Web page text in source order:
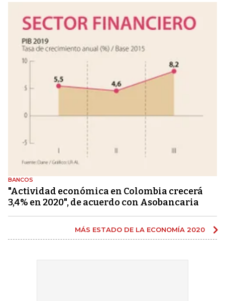
BANCOS
"Actividad económica en Colombia crecerá
3,4% en 2020", de acuerdo con Asobancaria
MÁS ESTADO DE LA ECONOMÍA 2020